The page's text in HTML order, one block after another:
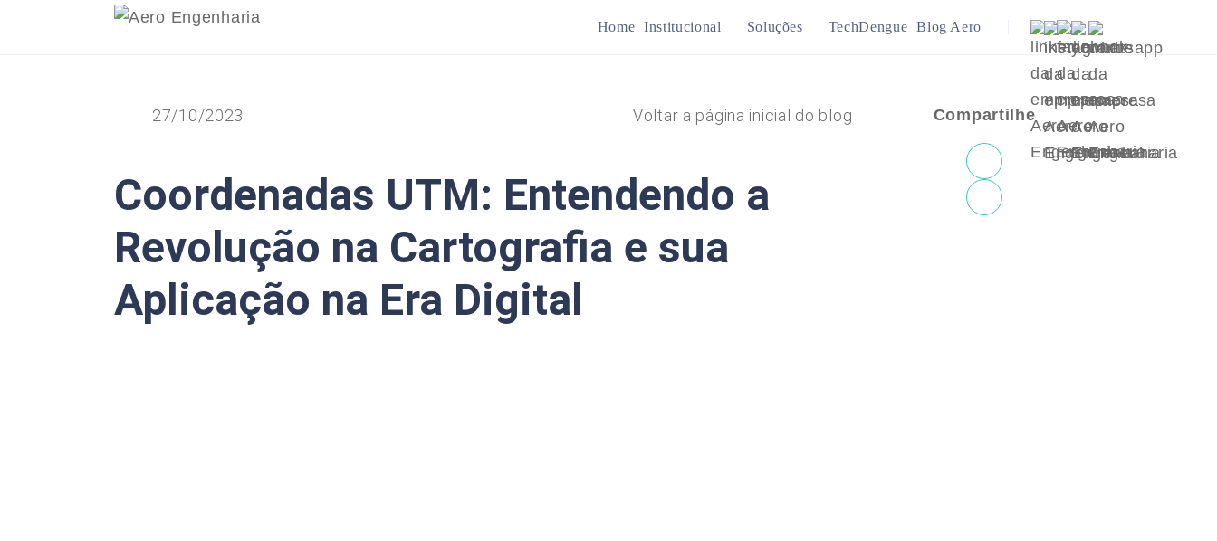
Home Institucional Soluções
Infraestrutura
TechDengue Blog Aero
27/10/2023 Voltar a página inicial do blog
Coordenadas UTM: Entendendo a
Revolução na Cartografia e sua
Aplicação na Era Digital
Compartilhe